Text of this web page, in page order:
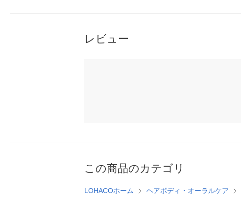
レビュー
この商品のカテゴリ
LOHACOホーム ヘアボディ・オーラルケア